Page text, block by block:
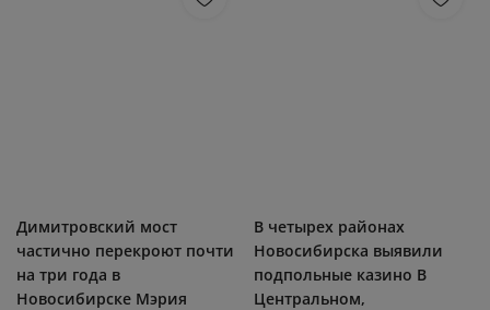
Димитровский мост
частично перекроют почти
на три года в
Новосибирске Мэрия
В четырех районах
Новосибирска выявили
подпольные казино В
Центральном,